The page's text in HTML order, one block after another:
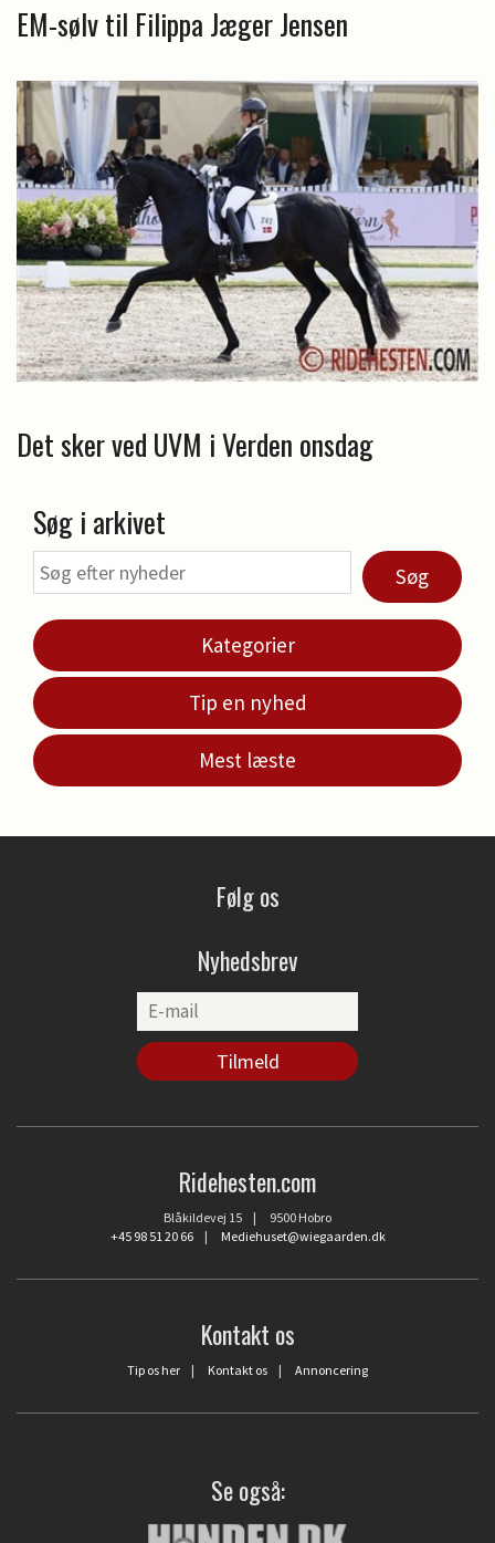
EM-sølv til Filippa Jæger Jensen
Det sker ved UVM i Verden onsdag
Søg i arkivet
Søg
Kategorier
Tip en nyhed
Mest læste
Følg os
Nyhedsbrev
Ridehesten.com
Blåkildevej 15 | 9500 Hobro
+45 98 51 20 66| Mediehuset@wiegaarden.dk
Kontakt os
Tip os her | Kontakt os | Annoncering
Se også: